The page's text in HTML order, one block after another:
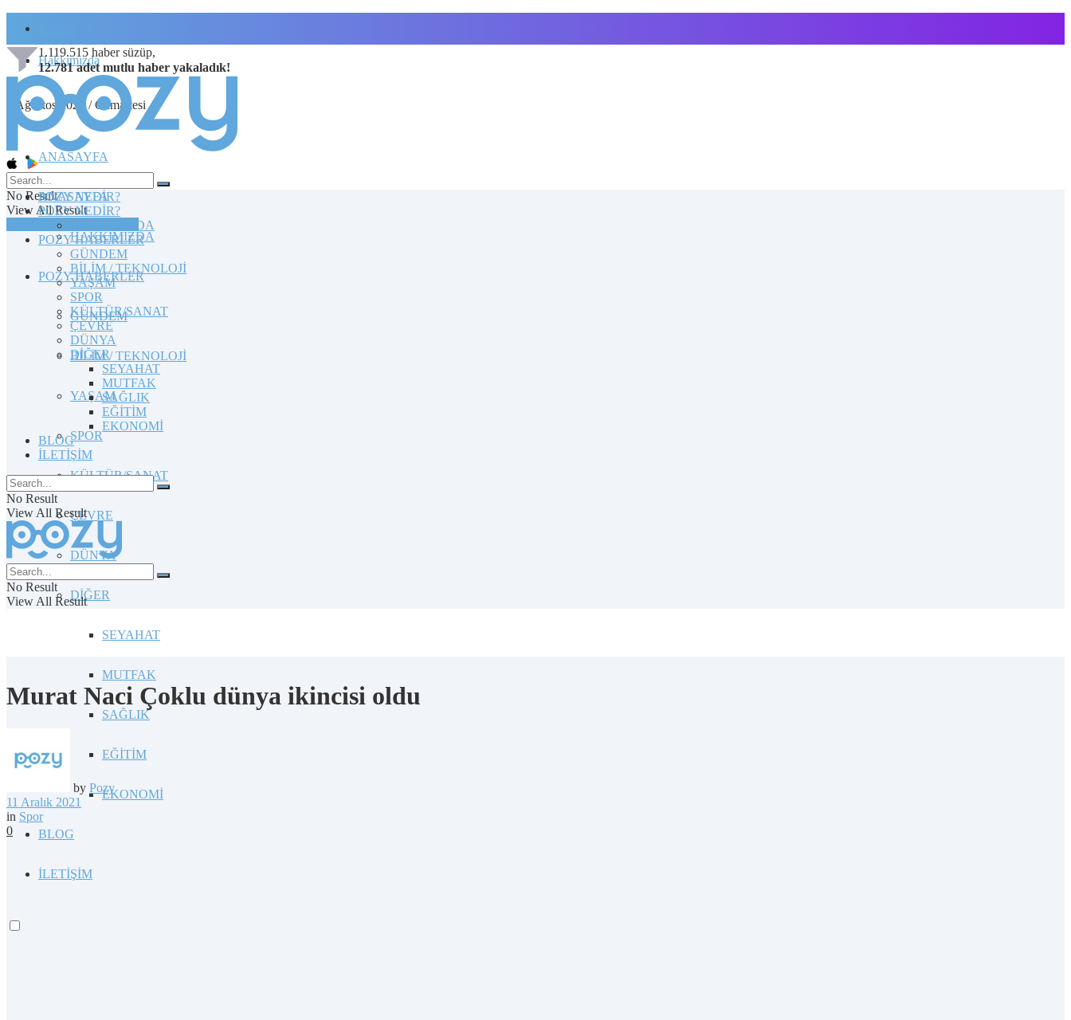
Hakkımızda
8 Ağustos 2026 / Cumartesi
1.119.515 haber süzüp,
12.781 adet mutlu haber yakaladık!
No Result
View All Result
TOPLULUĞA KATILIN
ANASAYFA
POZY NEDİR?
HAKKIMIZDA
POZY HABERLER
GÜNDEM
BİLİM / TEKNOLOJİ
YAŞAM
SPOR
KÜLTÜR/SANAT
ÇEVRE
DÜNYA
DİĞER
SEYAHAT
MUTFAK
SAĞLIK
EĞİTİM
EKONOMİ
BLOG
İLETİŞİM
ANASAYFA
POZY NEDİR?
HAKKIMIZDA
POZY HABERLER
GÜNDEM
BİLİM / TEKNOLOJİ
YAŞAM
SPOR
KÜLTÜR/SANAT
ÇEVRE
DÜNYA
DİĞER
SEYAHAT
MUTFAK
SAĞLIK
EĞİTİM
EKONOMİ
BLOG
İLETİŞİM
No Result
View All Result
No Result
View All Result
Murat Naci Çoklu dünya ikincisi oldu
by Pozy
11 Aralık 2021
in Spor
0